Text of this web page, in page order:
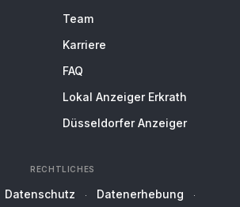
Team
Karriere
FAQ
Lokal Anzeiger Erkrath
Düsseldorfer Anzeiger
RECHTLICHES
Datenschutz
Datenerhebung